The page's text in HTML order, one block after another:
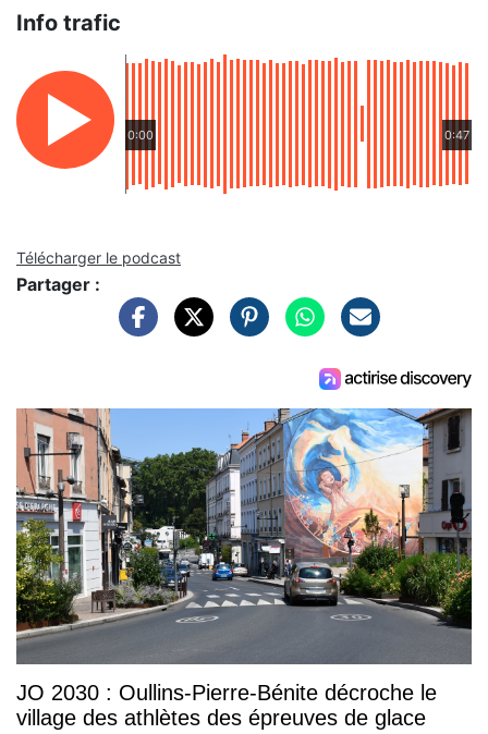
Info trafic
0:00 0:47
Télécharger le podcast
Partager :
JO 2030 : Oullins-Pierre-Bénite décroche le
village des athlètes des épreuves de glace